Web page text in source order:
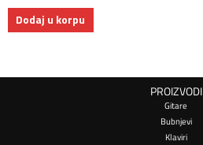
Dodaj u korpu
PROIZVODI
Gitare
Bubnjevi
Klaviri